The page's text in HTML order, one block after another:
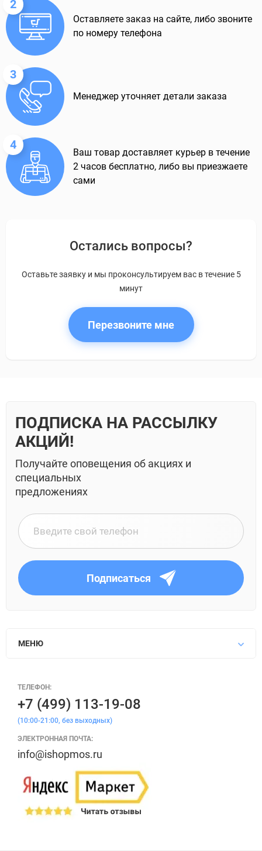
2
Оставляете заказ на сайте, либо звоните
по номеру телефона
3
Менеджер уточняет детали заказа
4
Ваш товар доставляет курьер в течение
2 часов бесплатно, либо вы приезжаете
сами
Остались вопросы?
Оставьте заявку и мы проконсультируем вас в течение 5
минут
Перезвоните мне
ПОДПИСКА НА РАССЫЛКУ
АКЦИЙ!
Получайте оповещения об акциях и
специальных
предложениях
Подписаться
МЕНЮ
ТЕЛЕФОН:
+7 (499) 113-19-08
(10:00-21:00, без выходных)
ЭЛЕКТРОННАЯ ПОЧТА:
info@ishopmos.ru